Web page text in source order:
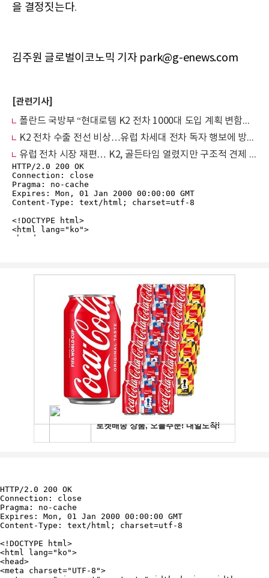
을 결정짓는다.
김주원 글로벌이코노믹 기자 park@g-enews.com
[관련기사]
폴란드 국방부 “현대로템 K2 전차 1000대 도입 계획 변함없다” 공식 확인
K2 전차 수출 전선 비상…유럽 차세대 전차 독자 행보에 방산 경쟁 가열
유럽 전차 시장 재편… K2, 골든타임 열렸지만 구조적 견제 넘어야